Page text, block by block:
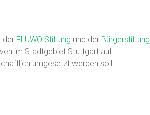
der FLÜWO Stiftung und der Bürgerstiftung
im Stadtgebiet Stuttgart auf
umgesetzt werden soll.